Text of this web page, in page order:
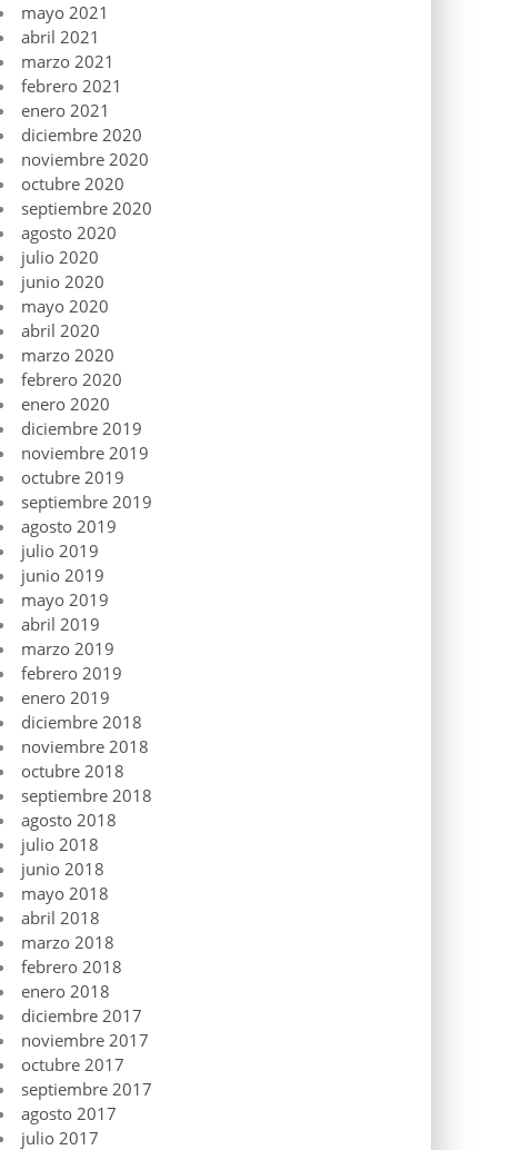
mayo 2021
abril 2021
marzo 2021
febrero 2021
enero 2021
diciembre 2020
noviembre 2020
octubre 2020
septiembre 2020
agosto 2020
julio 2020
junio 2020
mayo 2020
abril 2020
marzo 2020
febrero 2020
enero 2020
diciembre 2019
noviembre 2019
octubre 2019
septiembre 2019
agosto 2019
julio 2019
junio 2019
mayo 2019
abril 2019
marzo 2019
febrero 2019
enero 2019
diciembre 2018
noviembre 2018
octubre 2018
septiembre 2018
agosto 2018
julio 2018
junio 2018
mayo 2018
abril 2018
marzo 2018
febrero 2018
enero 2018
diciembre 2017
noviembre 2017
octubre 2017
septiembre 2017
agosto 2017
julio 2017